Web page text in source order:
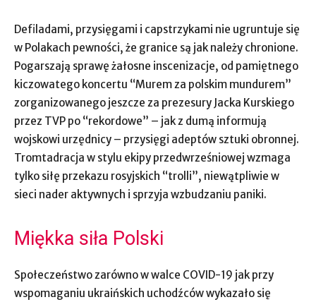
Defiladami, przysięgami i capstrzykami nie ugruntuje się
w Polakach pewności, że granice są jak należy chronione.
Pogarszają sprawę żałosne inscenizacje, od pamiętnego
kiczowatego koncertu “Murem za polskim mundurem”
zorganizowanego jeszcze za prezesury Jacka Kurskiego
przez TVP po “rekordowe” – jak z dumą informują
wojskowi urzędnicy – przysięgi adeptów sztuki obronnej.
Tromtadracja w stylu ekipy przedwrześniowej wzmaga
tylko siłę przekazu rosyjskich “trolli”, niewątpliwie w
sieci nader aktywnych i sprzyja wzbudzaniu paniki.
Miękka siła Polski
Społeczeństwo zarówno w walce COVID-19 jak przy
wspomaganiu ukraińskich uchodźców wykazało się